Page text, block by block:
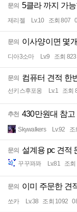
문의 5클라 까지 가
제리젤 Lv.10 조회 807
문의 이사양이면 몇
디아3소마 Lv.9 조회 823
문의 컴퓨터 견적 한
선키스후포옹 Lv.1 조회
추천 430만원대 참
Skywalkers Lv.92 조
문의 설계용 pc 견적
꾸꾸꽈꽈 Lv.81 조회
문의 이미 주문한 견
쏘카 Lv.38 조회 1092